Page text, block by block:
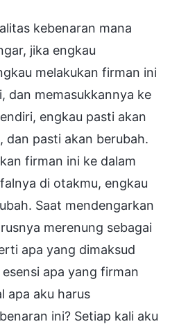
kebenaran mana
jika engkau
melakukan firman ini
dan memasukkannya ke
engkau pasti akan
dan pasti akan berubah.
firman ini ke dalam
di otakmu, engkau
Saat mendengarkan
merenung sebagai
apa yang dimaksud
apa yang firman
apa aku harus
ini? Setiap kali aku